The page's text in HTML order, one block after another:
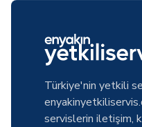
Türkiye'nin yetkili
servislerin iletişim,